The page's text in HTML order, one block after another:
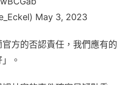
May 3, 2023
方的否認責任，我們應有的
。